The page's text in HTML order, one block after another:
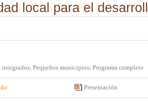
local para el
integrados; Pequeños municipios; Programa completo
Presentación